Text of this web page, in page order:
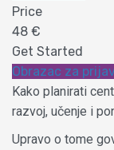
Price
48 €
Get Started
Obrazac za
Kako planirati
razvoj, učenje i
Upravo o tome